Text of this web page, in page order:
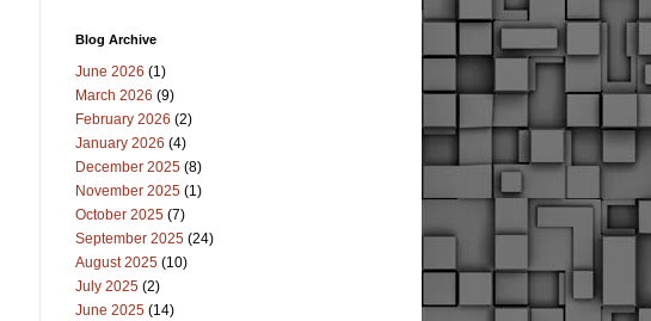
Blog Archive
June 2026 (1)
March 2026 (9)
February 2026 (2)
January 2026 (4)
December 2025 (8)
November 2025 (1)
October 2025 (7)
September 2025 (24)
August 2025 (10)
July 2025 (2)
June 2025 (14)